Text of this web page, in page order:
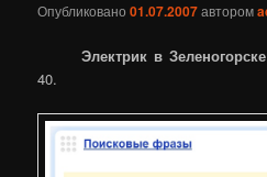
Опубликовано01.07.2007автором
Электрик в Зеленогорске
40.